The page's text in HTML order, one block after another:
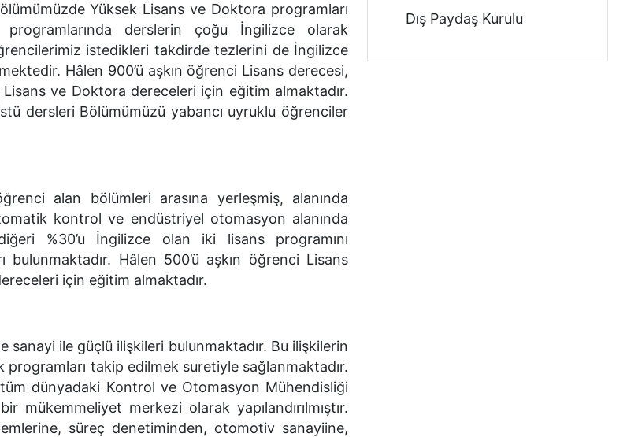
Yüksek Lisans ve Doktora programları
derslerin çoğu İngilizce olarak
istedikleri takdirde tezlerini de İngilizce
Hâlen 900’ü aşkın öğrenci Lisans derecesi,
ve Doktora dereceleri için eğitim almaktadır.
dersleri Bölümümüzü yabancı uyruklu öğrenciler
alan bölümleri arasına yerleşmiş, alanında
kontrol ve endüstriyel otomasyon alanında
%30’u İngilizce olan iki lisans programını
Hâlen 500’ü aşkın öğrenci Lisans
için eğitim almaktadır.
sanayi ile güçlü ilişkileri bulunmaktadır. Bu ilişkilerin
takip edilmek suretiyle sağlanmaktadır.
dünyadaki Kontrol ve Otomasyon Mühendisliği
mükemmeliyet merkezi olarak yapılandırılmıştır.
süreç denetiminden, otomotiv sanayiine,
Dış Paydaş Kurulu